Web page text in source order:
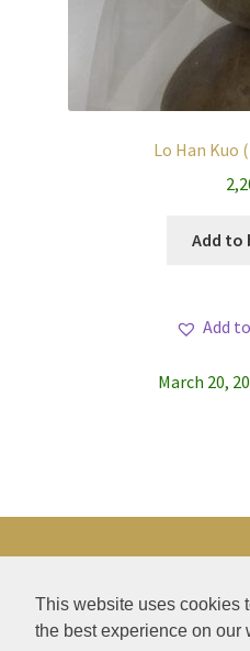
This website uses cookies
the best experience on our
Lo Han Kuo
Add to
Add
March 20,
© BAO SHENTI 2026
Privacy Policy
CGV .